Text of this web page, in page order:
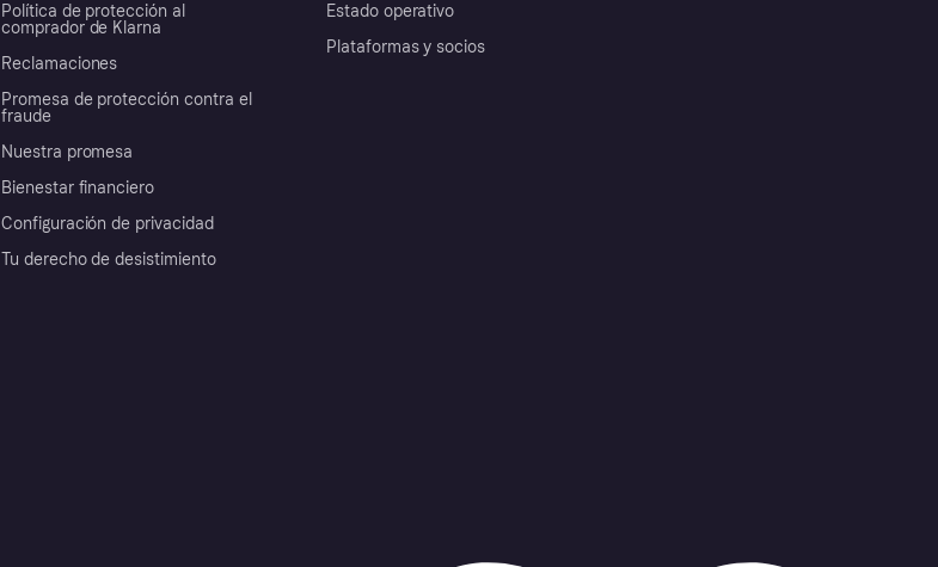
Política de protección al
comprador de Klarna
Reclamaciones
Promesa de protección contra el
fraude
Nuestra promesa
Bienestar financiero
Configuración de privacidad
Tu derecho de desistimiento
Estado operativo
Plataformas y socios